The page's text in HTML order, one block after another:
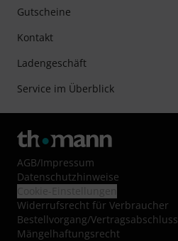
Gutscheine
Kontakt
Ladengeschäft
Service im Überblick
AGB/Impressum
Datenschutzhinweise
Widerrufsrecht für Verbraucher
Bestellvorgang/Vertragsabschluss
Mängelhaftungsrecht